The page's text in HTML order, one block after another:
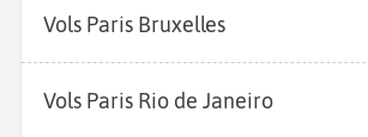
Vols Paris Bruxelles
Vols Paris Rio de Janeiro